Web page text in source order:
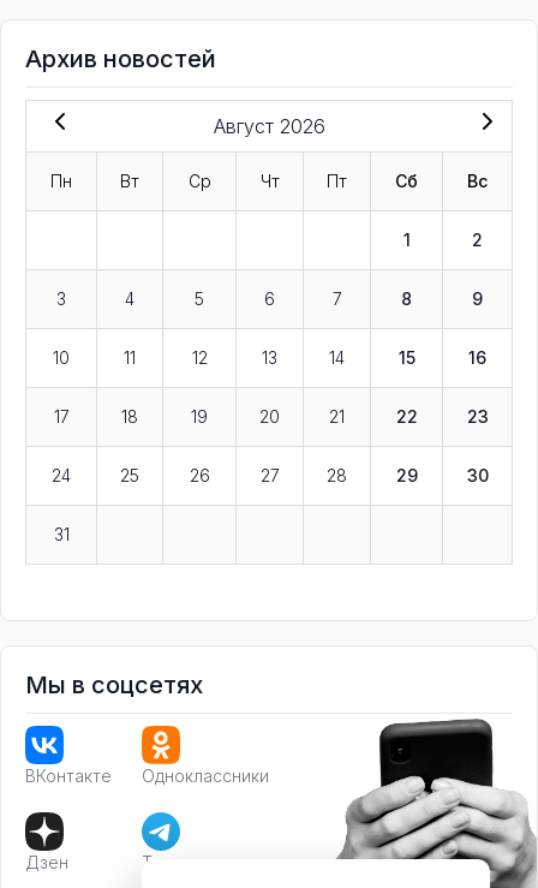
Архив новостей
Август 2026
Пн Вт Ср Чт Пт Сб Вс
1 2
3 4 5 6 7 8 9
10 11 12 13 14 15 16
17 18 19 20 21 22 23
24 25 26 27 28 29 30
31
Мы в соцсетях
ВКонтакте Одноклассники
Дзен Телеграм